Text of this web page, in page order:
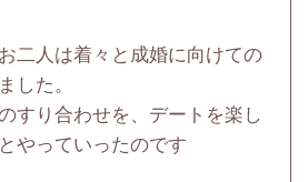
二人は着々と成婚に向けての
した。
すり合わせを、デートを楽し
やっていったのです